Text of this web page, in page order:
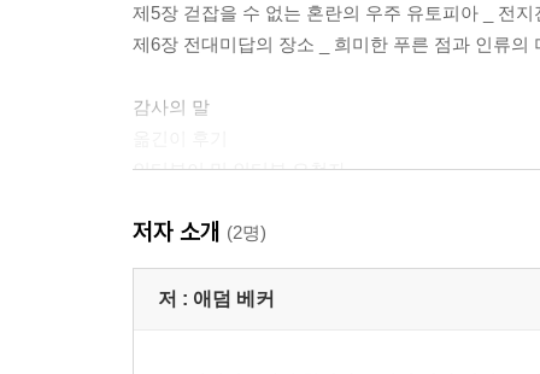
제5장 걷잡을 수 없는 혼란의 우주 유토피아 _ 전
제6장 전대미답의 장소 _ 희미한 푸른 점과 인류의
감사의 말
인터뷰이 및 인터뷰 요청자
주
저자 소개 (2명)
저 : 애덤 베커